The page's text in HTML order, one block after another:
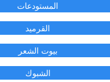
المستودعات
القرميد
بيوت الشعر
الشبوك